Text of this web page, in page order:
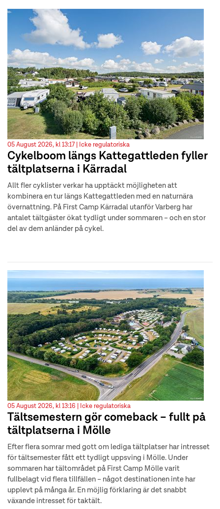
05 August 2026, kl 13:17 | Icke regulatoriska
Cykelboom längs Kattegattleden fyller
tältplatserna i Kärradal
Allt fler cyklister verkar ha upptäckt möjligheten att
kombinera en tur längs Kattegattleden med en naturnära
övernattning. På First Camp Kärradal utanför Varberg har
antalet tältgäster ökat tydligt under sommaren – och en stor
del av dem anländer på cykel.
05 August 2026, kl 13:16 | Icke regulatoriska
Tältsemestern gör comeback – fullt på
tältplatserna i Mölle
Efter flera somrar med gott om lediga tältplatser har intresset
för tältsemester fått ett tydligt uppsving i Mölle. Under
sommaren har tältområdet på First Camp Mölle varit
fullbelagt vid flera tillfällen – något destinationen inte har
upplevt på många år. En möjlig förklaring är det snabbt
växande intresset för taktält.